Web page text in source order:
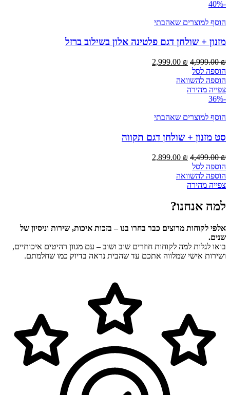
-40%
הוסף למוצרים שאהבתי
מזנון + שולחן דגם פלטינה אלון בשילוב ברזל
4,999.00₪
המחיר
היה:
4,999.00 ₪.
2,999.00 ₪
הוספה לסל
הוספה להשוואה
צפייה מהירה
-36%
הוסף למוצרים שאהבתי
סט מזנון + שולחן דגם תקווה
4,499.00₪
המחיר
היה:
4,499.00 ₪.
2,899.00 ₪
הוספה לסל
הוספה להשוואה
צפייה מהירה
למה אנחנו?
אלפי לקוחות מרוצים כבר בחרו בנו – בזכות איכות, שירות וניסיון של
שנים.
בואו לגלות למה לקוחות חוזרים שוב ושוב – עם מגוון רהיטים איכותיים,
ושירות אישי שמלווה אתכם עד שהבית נראה בדיוק כמו שחלמתם.